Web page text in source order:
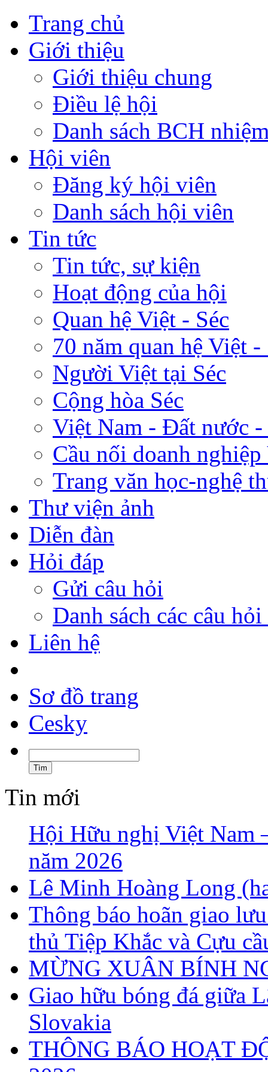
Trang chủ
Giới thiệu
Giới thiệu chung
Điều lệ hội
Danh sách BCH
Hội viên
Đăng ký hội viên
Danh sách hội viên
Tin tức
Tin tức, sự kiện
Hoạt động của hội
Quan hệ Việt - Séc
70 năm quan hệ Việt -
Người Việt tại Séc
Cộng hòa Séc
Việt Nam - Đất nước
Cầu nối doanh nghiệp
Trang văn học-nghệ
Thư viện ảnh
Diễn đàn
Hỏi đáp
Gửi câu hỏi
Danh sách các câu
Liên hệ
Sơ đồ trang
Cesky
Tin mới
Hội Hữu nghị Việt Nam
năm 2026
Lê Minh Hoàng Long
Thông báo hoãn giao
thủ Tiệp Khắc và Cựu
MỪNG XUÂN BÍNH
Giao hữu bóng đá giữa
Slovakia
THÔNG BÁO HOẠT